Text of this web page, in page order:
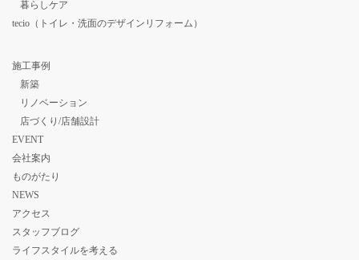
暮らしケア
tecio（トイレ・洗面のデザインリフォーム）
施工事例
新築
リノベーション
店づくり/店舗設計
EVENT
会社案内
ものがたり
NEWS
アクセス
スタッフブログ
ライフスタイルを考える